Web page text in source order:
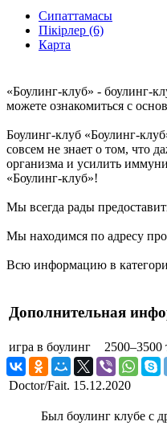
Сипаттамасы
Пікірлер (6)
Карта
«Боулинг-клуб» - боулинг-
можете ознакомиться с
Боулинг-клуб «Боулинг-
совсем не знает о том, что
организма и усилить
«Боулинг-клуб»!
Мы всегда рады
Мы находимся по адресу
Всю информацию в
Дополнительная
игра в боулинг 2500–3500
Doctor/Fait. 15.12.2020
Был боулинг клубе с